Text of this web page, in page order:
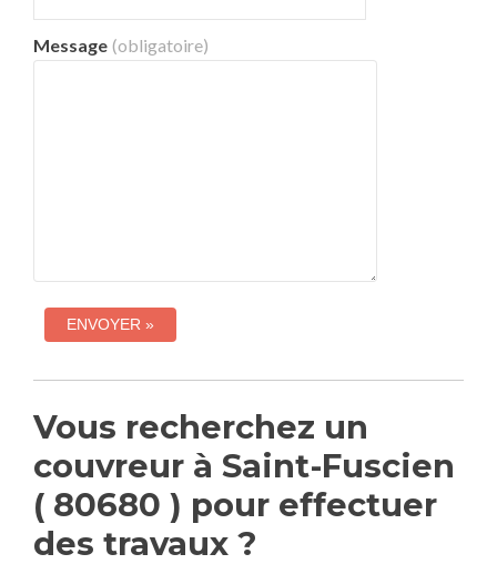
Message (obligatoire)
Vous recherchez un
couvreur à Saint-Fuscien
( 80680 ) pour effectuer
des travaux ?